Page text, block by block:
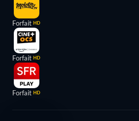
Forfait HD
Forfait HD
Forfait HD